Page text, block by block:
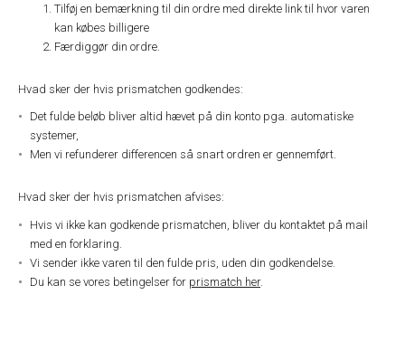
Tilføj en bemærkning til din ordre med direkte link til hvor varen
kan købes billigere
Færdiggør din ordre.
Hvad sker der hvis prismatchen godkendes:
Det fulde beløb bliver altid hævet på din konto pga. automatiske
systemer,
Men vi refunderer differencen så snart ordren er gennemført.
Hvad sker der hvis prismatchen afvises:
Hvis vi ikke kan godkende prismatchen, bliver du kontaktet på mail
med en forklaring.
Vi sender ikke varen til den fulde pris, uden din godkendelse.
Du kan se vores betingelser for prismatch her.